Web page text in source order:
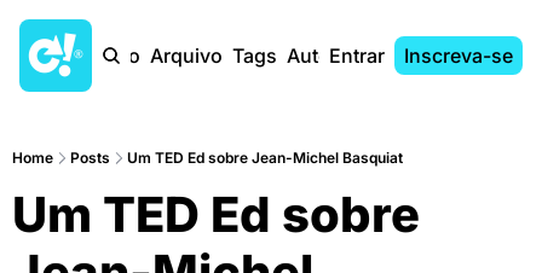
Início Arquivo Tags AutoresEntrar Inscreva-se
Home Posts Um TED Ed sobre Jean-Michel Basquiat
Um TED Ed sobre